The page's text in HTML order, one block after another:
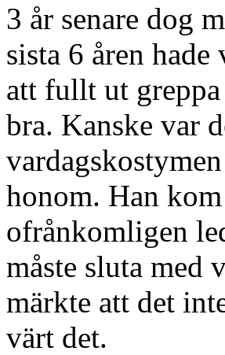
3 år senare dog
sista 6 åren
att fullt ut
bra. Kanske var
honom. Han
ofrånkomligen
måste sluta med
märkte att det
värt det.